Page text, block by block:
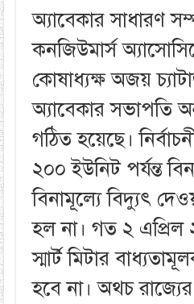
অ্যাবেকার সাধারণ
কনজিউমার্স
কোষাধ্যক্ষ অজয়
অ্যাবেকার সভাপতি
গঠিত হয়েছে।
২০০ ইউনিট পর্যন্ত
বিনামূল্যে বিদ্যুৎ
হল না। গত ২ এপ্রিল
স্মার্ট মিটার
হবে না। অথচ রাজ্যের